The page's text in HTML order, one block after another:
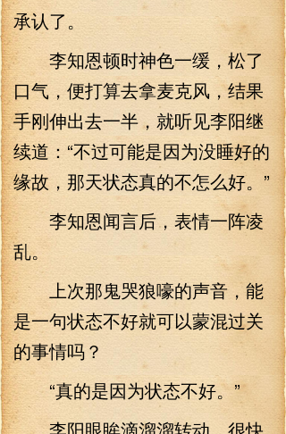
承认了。
李知恩顿时神色一缓，松了
口气，便打算去拿麦克风，结果
手刚伸出去一半，就听见李阳继
续道：“不过可能是因为没睡好的
缘故，那天状态真的不怎么好。”
李知恩闻言后，表情一阵凌
乱。
上次那鬼哭狼嚎的声音，能
是一句状态不好就可以蒙混过关
的事情吗？
“真的是因为状态不好。”